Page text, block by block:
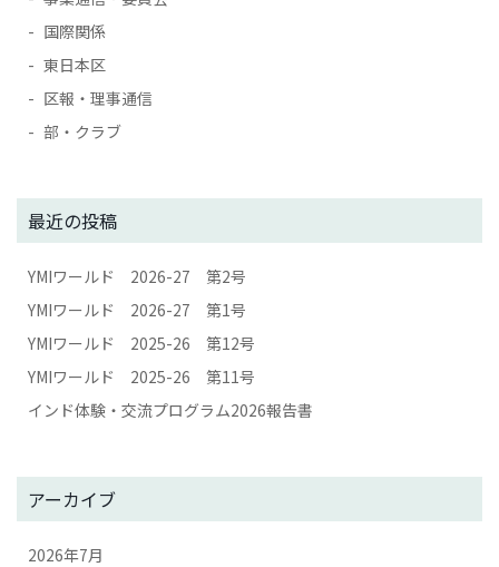
国際関係
東日本区
区報・理事通信
部・クラブ
最近の投稿
YMIワールド 2026-27 第2号
YMIワールド 2026-27 第1号
YMIワールド 2025-26 第12号
YMIワールド 2025-26 第11号
インド体験・交流プログラム2026報告書
アーカイブ
2026年7月